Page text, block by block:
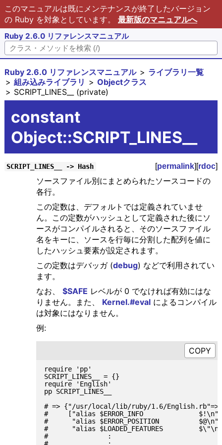
このマニュアルは既にメンテナンスが終了したバージョン
の Ruby を対象としています。 最新版のマニュアルへ
Ruby 2.6.0 リファレンスマニュアル
Ruby 2.6.0 リファレンスマニュアル
ライブラリ一覧
組み込みライブラリ
Objectクラス
SCRIPT_LINES__ (private)
constant
Object::SCRIPT_LINES__
SCRIPT_LINES__ -> Hash [permalink][rdoc]
ソースファイル別にまとめられたソースコードの
各行。
この定数は、デフォルトでは定義されていませ
ん。この定数がハッシュとして定義された後にソ
ースがコンパイルされると、そのソースファイル
名をキーに、ソースを行毎に分割した配列を値に
したハッシュ要素が設定されます。
この定数はデバッガ (debug) などで利用されてい
ます。
なお、 $SAFE レベルが 0 でなければ有効にはな
りません。また、 Kernel.#evalによるコンパイル
は対象にはなりません。
例:
require 'pp'
SCRIPT_LINES__ = {}
require 'English'
pp SCRIPT_LINES__
# => {"/usr/local/lib/ruby/1.6/English.rb"=>
#     ["alias $ERROR_INFO              $!\n",
#      "alias $ERROR_POSITION          $@\n",
#      "alias $LOADED_FEATURES
#               :